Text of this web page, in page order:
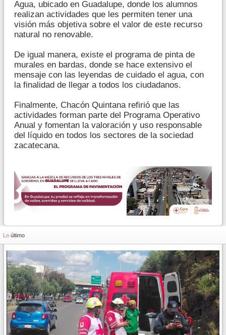
Agua, ubicado en Guadalupe, donde los alumnos
realizan actividades que les permiten tener una
visión más objetiva sobre el valor de este recurso
natural no renovable.
De igual manera, existe el programa de pinta de
murales en bardas, donde se hace extensivo el
mensaje con las leyendas de cuidado el agua, con
la finalidad de llegar a todos los ciudadanos.
Finalmente, Chacón Quintana refirió que las
actividades forman parte del Programa Operativo
Anual y fomentan la valoración y uso responsable
del líquido en todos los sectores de la sociedad
zacatecana.
Lo último